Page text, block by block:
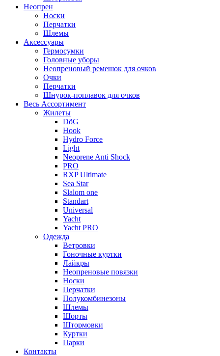
Неопрен
Носки
Перчатки
Шлемы
Аксессуары
Гермосумки
Головные уборы
Неопреновый ремешок для очков
Очки
Перчатки
Шнурок-поплавок для очков
Весь Ассортимент
Жилеты
DöG
Hook
Hydro Force
Light
Neoprene Anti Shock
PRO
RXP Ultimate
Sea Star
Slalom one
Standart
Universal
Yacht
Yacht PRO
Одежда
Ветровки
Гоночные куртки
Лайкры
Неопреновые повязки
Носки
Перчатки
Полукомбинезоны
Шлемы
Шорты
Штормовки
Куртки
Парки
Контакты